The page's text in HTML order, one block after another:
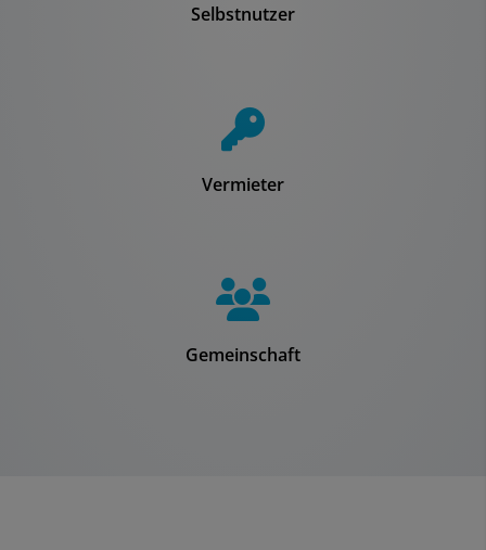
Selbstnutzer
Vermieter
Gemeinschaft